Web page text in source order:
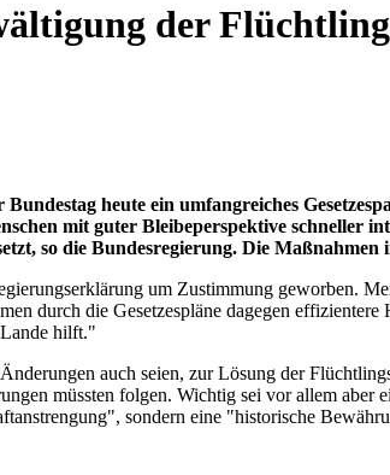
der
heute ein umfangreiches
mit guter Bleibeperspektive schneller
so die Bundesregierung. Die Maßnahmen
um Zustimmung geworben.
durch die Gesetzespläne dagegen
hilft."
auch seien, zur Lösung der
müssten folgen. Wichtig sei vor allem aber
sondern eine "historische